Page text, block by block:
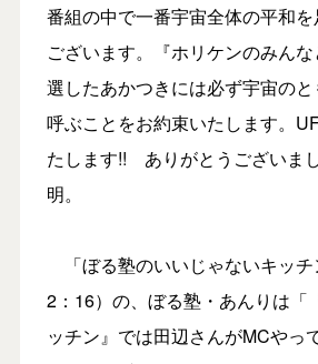
番組の中で一番宇宙全体の平和
ございます。『ホリケンのみん
選したあかつきには必ず宇宙の
呼ぶことをお約束いたします。
たします!! ありがとうございま
明。
「ぼる塾のいいじゃないキッ
2：16）の、ぼる塾・あんりは「
ッチン』では田辺さんがMCやっ